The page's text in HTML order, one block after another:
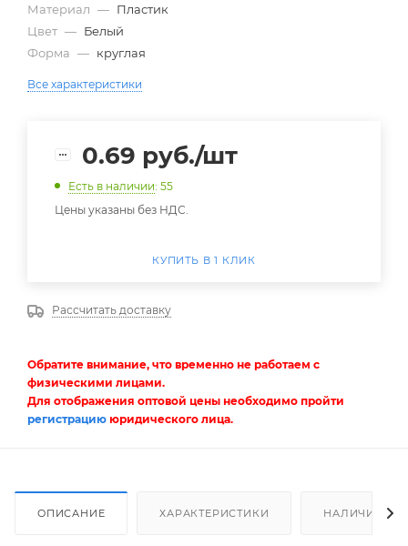
Материал — Пластик
Цвет — Белый
Форма — круглая
Все характеристики
0.69 руб./шт
Есть в наличии: 55
Цены указаны без НДС.
КУПИТЬ В 1 КЛИК
Рассчитать доставку
Обратите внимание, что временно не работаем с
физическими лицами.
Для отображения оптовой цены необходимо пройти
регистрацию юридического лица.
ОПИСАНИЕ ХАРАКТЕРИСТИКИ НАЛИЧИЕ